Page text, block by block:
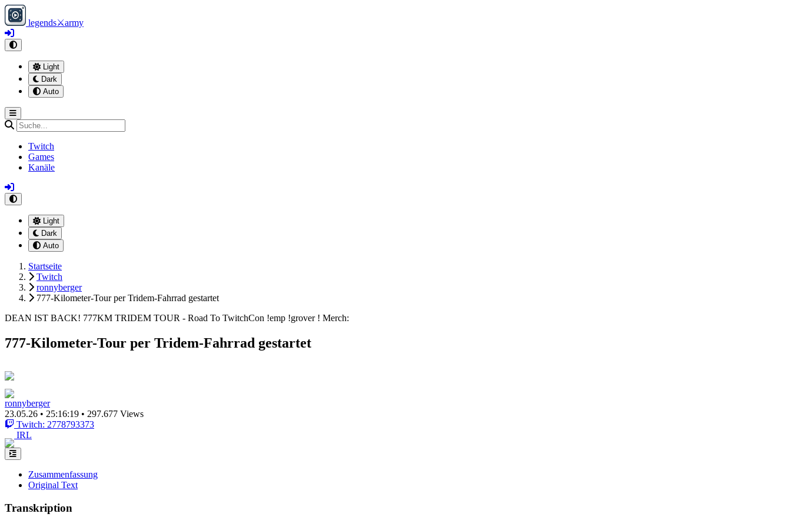
legends⚔army
Light
Dark
Auto
Twitch
Games
Kanäle
Light
Dark
Auto
Startseite
Twitch
ronnyberger
777-Kilometer-Tour per Tridem-Fahrrad gestartet
DEAN IST BACK! 777KM TRIDEM TOUR - Road To TwitchCon !emp !grover ! Merch:
777-Kilometer-Tour per Tridem-Fahrrad gestartet
ronnyberger
23.05.26 • 25:16:19 • 297.677 Views
Twitch: 2778793373
IRL
Zusammenfassung
Original Text
Transkription